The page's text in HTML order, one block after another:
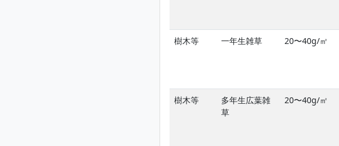
樹木等 一年生雑草 20〜40g/㎡
樹木等
多年生広葉雑
草
20〜40g/㎡